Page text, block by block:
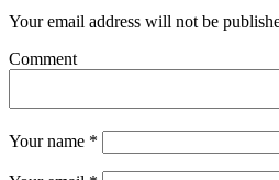
Your email address will not be
Comment
Your name *